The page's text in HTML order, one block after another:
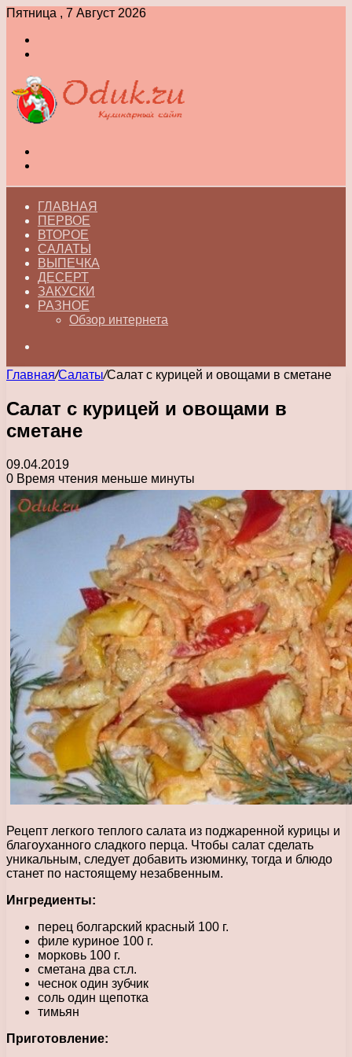
Пятница , 7 Август 2026
ГЛАВНАЯ
ПЕРВОЕ
ВТОРОЕ
САЛАТЫ
ВЫПЕЧКА
ДЕСЕРТ
ЗАКУСКИ
РАЗНОЕ
Обзор интернета
Главная/Салаты/Салат с курицей и овощами в сметане
Салат с курицей и овощами в
сметане
09.04.2019
0 Время чтения меньше минуты
Рецепт легкого теплого салата из поджаренной курицы и
благоуханного сладкого перца. Чтобы салат сделать
уникальным, следует добавить изюминку, тогда и блюдо
станет по настоящему незабвенным.
Ингредиенты:
перец болгарский красный 100 г.
филе куриное 100 г.
морковь 100 г.
сметана два ст.л.
чеснок один зубчик
соль один щепотка
тимьян
Приготовление: